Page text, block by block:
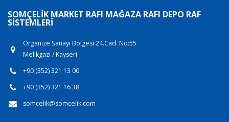
SOMÇELIK MARKET RAFI MAĞAZA RAFI DEPO RAF
SISTEMLERI
Organize Sanayi Bölgesi 24.Cad. No:55
Melikgazi / Kayseri
+90 (352) 321 13 00
+90 (352) 321 16 38
somcelik@somcelik.com